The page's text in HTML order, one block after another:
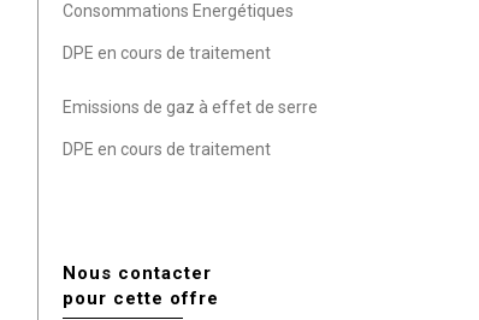
Consommations Energétiques
DPE en cours de traitement
Emissions de gaz à effet de serre
DPE en cours de traitement
Nous contacter
pour cette offre